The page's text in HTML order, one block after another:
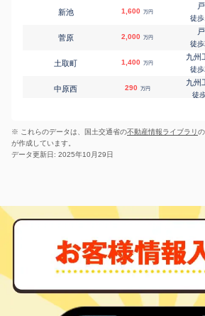
新池 1,600 万円
徒歩
菅原 2,000 万円
徒歩
土取町 1,400 万円
九州
徒歩
中原西 290 万円
九州
徒
中原西
九州
南鳥旗町
徒
元宮町 940 万円
徒歩
元宮町 250 万円
徒
※ これらのデータは、国土交通省の不動産情報ライブラリ
が作成しています。
データ更新日: 2025年10月29日